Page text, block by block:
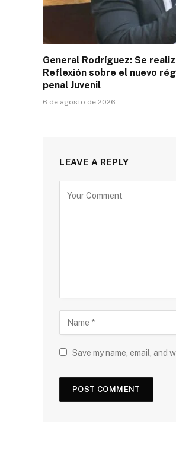
General Rodríguez: Se
Reflexión sobre el nuevo
penal Juvenil
6 de agosto de 2026
LEAVE A REPLY
Save my name, email, and